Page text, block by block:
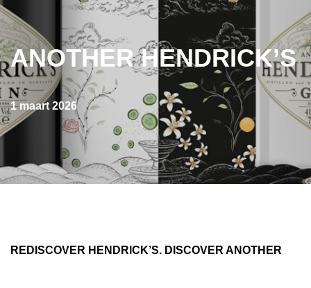
ANOTHER HENDRICK’S
1 maart 2026
REDISCOVER HENDRICK’S. DISCOVER ANOTHER